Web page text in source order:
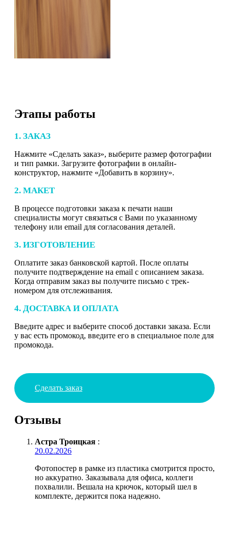
Этапы работы
1. ЗАКАЗ
Нажмите «Сделать заказ», выберите размер фотографии
и тип рамки. Загрузите фотографии в онлайн-
конструктор, нажмите «Добавить в корзину».
2. МАКЕТ
В процессе подготовки заказа к печати наши
специалисты могут связаться с Вами по указанному
телефону или email для согласования деталей.
3. ИЗГОТОВЛЕНИЕ
Оплатите заказ банковской картой. После оплаты
получите подтверждение на email с описанием заказа.
Когда отправим заказ вы получите письмо с трек-
номером для отслеживания.
4. ДОСТАВКА И ОПЛАТА
Введите адрес и выберите способ доставки заказа. Если
у вас есть промокод, введите его в специальное поле для
промокода.
Сделать заказ
Отзывы
Астра Троицкая :
20.02.2026
Фотопостер в рамке из пластика смотрится просто,
но аккуратно. Заказывала для офиса, коллеги
похвалили. Вешала на крючок, который шел в
комплекте, держится пока надежно.